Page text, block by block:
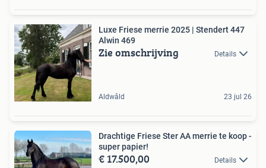
Luxe Friese merrie 2025 | Stendert 447
Alwin 469
Zie omschrijving Details
Aldwâld 23 jul 26
Drachtige Friese Ster AA merrie te koop -
super papier!
€ 17.500,00 Details